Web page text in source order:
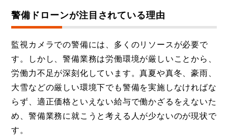
警備ドローンが注目されている理由
監視カメラでの警備には、多くのリソースが必要で
す。しかし、警備業務は労働環境が厳しいことから、
労働力不足が深刻化しています。真夏や真冬、豪雨、
大雪などの厳しい環境下でも警備を実施しなければな
らず、適正価格といえない給与で働かざるをえないた
め、警備業務に就こうと考える人が少ないのが現状で
す。